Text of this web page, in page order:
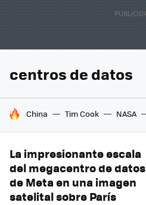
centros de datos
HOY SE HABLA DE
China Tim Cook NASA
La impresionante escala
del megacentro de datos
de Meta en una imagen
satelital sobre París